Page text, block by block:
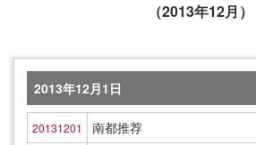
（2013年12月）
2013年12月1日
20131201 南都推荐